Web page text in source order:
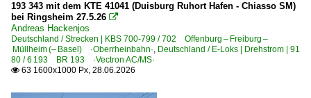
Weichen- und Schienentransporte
~ Sonstige
Güterverkehr (Gbf, Rbf, Ubf)
193 343 mit dem KTE 41041 (Duisburg Ruhort Hafen - Chiasso SM)
bei Ringsheim 27.5.26 
Andreas Hackenjos
Deutschland / Strecken | KBS 700-799 / 702 Offenburg – Freiburg –
Müllheim (– Basel) ·Oberrheinbahn·, Deutschland / E-Loks | Drehstrom | 91
80 / 6 193 BR 193 ·Vectron AC/MS·
 63 1600x1000 Px, 28.06.2026